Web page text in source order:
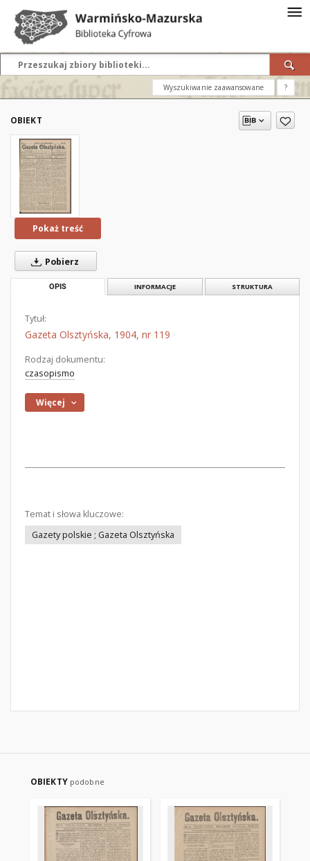
Wyszukiwanie zaawansowane ?
OBIEKT
Pokaż treść
Pobierz
OPIS INFORMACJE STRUKTURA
Tytuł:
Gazeta Olsztyńska, 1904, nr 119
Rodzaj dokumentu:
czasopismo
Więcej
Temat i słowa kluczowe:
Gazety polskie ; Gazeta Olsztyńska
OBIEKTY podobne